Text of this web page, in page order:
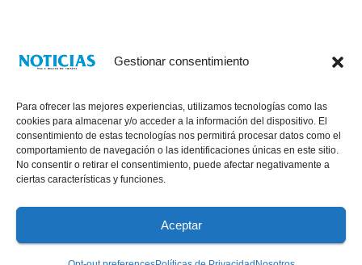
Gestionar consentimiento
Para ofrecer las mejores experiencias, utilizamos tecnologías como las
cookies para almacenar y/o acceder a la información del dispositivo. El
consentimiento de estas tecnologías nos permitirá procesar datos como el
comportamiento de navegación o las identificaciones únicas en este sitio.
No consentir o retirar el consentimiento, puede afectar negativamente a
ciertas características y funciones.
Aceptar
® Derechos Reservados 2026|
Chiapas. VENTAS: 961 6120154